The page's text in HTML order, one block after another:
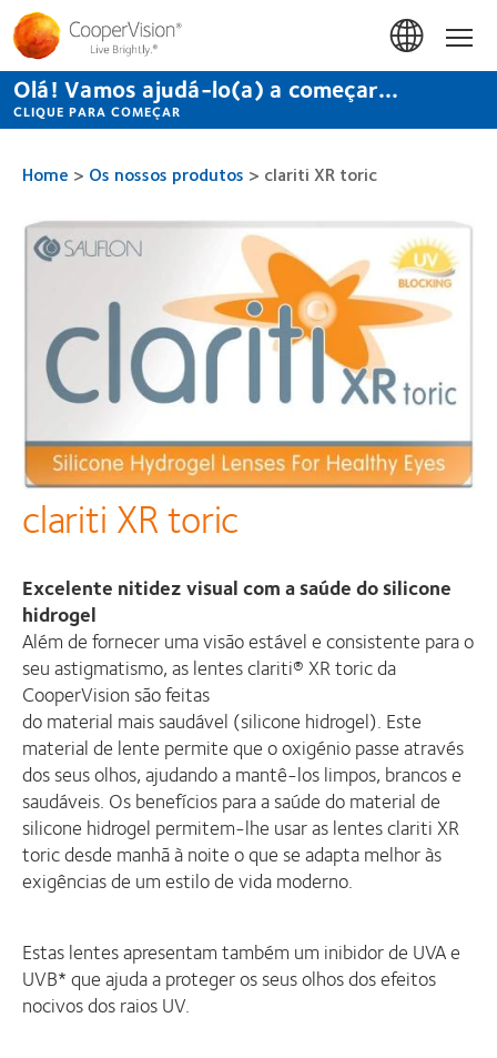
Passar
para
conteúdo
principal
Início
Olá! Vamos ajudá-lo(a) a começar...
CLIQUE PARA COMEÇAR
Home > Os nossos produtos > clariti XR toric
clariti XR toric
Excelente nitidez visual com a saúde do silicone
hidrogel
Além de fornecer uma visão estável e consistente para o
seu astigmatismo, as lentes clariti® XR toric da
CooperVision são feitas
do material mais saudável (silicone hidrogel). Este
material de lente permite que o oxigénio passe através
dos seus olhos, ajudando a mantê-los limpos, brancos e
saudáveis. Os benefícios para a saúde do material de
silicone hidrogel permitem-lhe usar as lentes clariti XR
toric desde manhã à noite o que se adapta melhor às
exigências de um estilo de vida moderno.
Estas lentes apresentam também um inibidor de UVA e
UVB* que ajuda a proteger os seus olhos dos efeitos
nocivos dos raios UV.